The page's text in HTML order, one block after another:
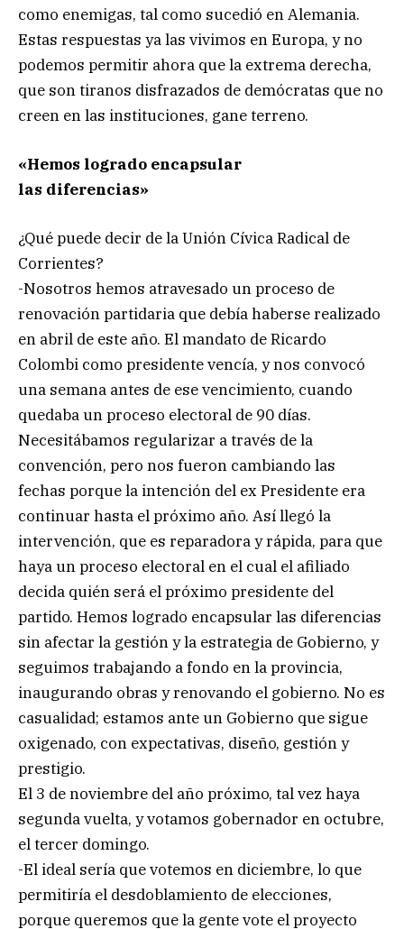
como enemigas, tal como sucedió en Alemania.
Estas respuestas ya las vivimos en Europa, y no
podemos permitir ahora que la extrema derecha,
que son tiranos disfrazados de demócratas que no
creen en las instituciones, gane terreno.
«Hemos logrado encapsular
las diferencias»
¿Qué puede decir de la Unión Cívica Radical de
Corrientes?
-Nosotros hemos atravesado un proceso de
renovación partidaria que debía haberse realizado
en abril de este año. El mandato de Ricardo
Colombi como presidente vencía, y nos convocó
una semana antes de ese vencimiento, cuando
quedaba un proceso electoral de 90 días.
Necesitábamos regularizar a través de la
convención, pero nos fueron cambiando las
fechas porque la intención del ex Presidente era
continuar hasta el próximo año. Así llegó la
intervención, que es reparadora y rápida, para que
haya un proceso electoral en el cual el afiliado
decida quién será el próximo presidente del
partido. Hemos logrado encapsular las diferencias
sin afectar la gestión y la estrategia de Gobierno, y
seguimos trabajando a fondo en la provincia,
inaugurando obras y renovando el gobierno. No es
casualidad; estamos ante un Gobierno que sigue
oxigenado, con expectativas, diseño, gestión y
prestigio.
El 3 de noviembre del año próximo, tal vez haya
segunda vuelta, y votamos gobernador en octubre,
el tercer domingo.
-El ideal sería que votemos en diciembre, lo que
permitiría el desdoblamiento de elecciones,
porque queremos que la gente vote el proyecto